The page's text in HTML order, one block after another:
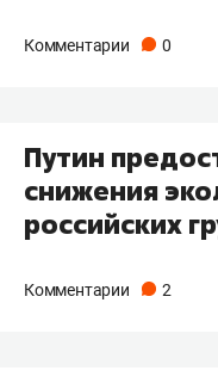
Комментарии 0
Путин
снижения
российских
Комментарии 2